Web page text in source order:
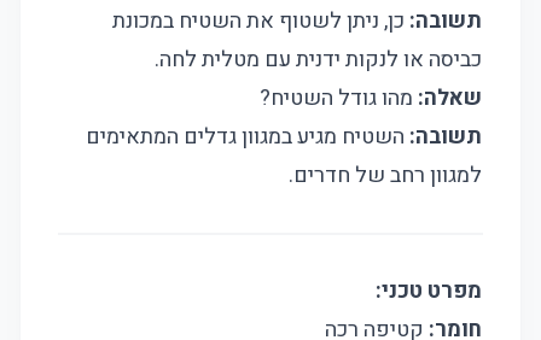
תשובה: כן, ניתן לשטוף את השטיח במכונת
כביסה או לנקות ידנית עם מטלית לחה.
שאלה: מהו גודל השטיח?
תשובה: השטיח מגיע במגוון גדלים המתאימים
למגוון רחב של חדרים.
מפרט טכני:
חומר: קטיפה רכה